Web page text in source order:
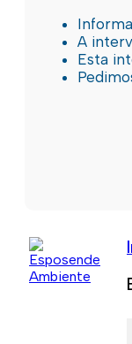
A
Esta